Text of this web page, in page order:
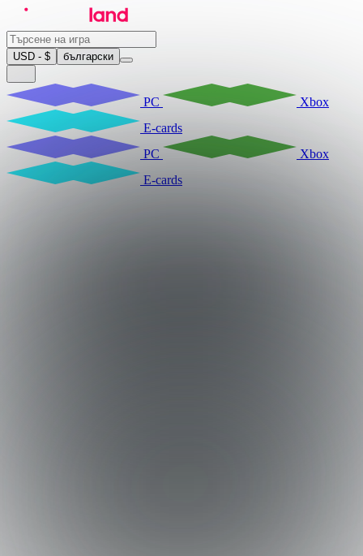
USD - $ български
PC
Xbox
E-cards
PC
Xbox
E-cards